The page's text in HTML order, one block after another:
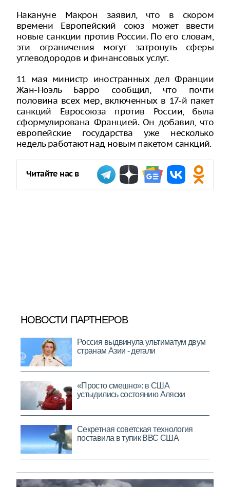
Накануне Макрон заявил, что в скором
времени Европейский союз может ввести
новые санкции против России. По его словам,
эти ограничения могут затронуть сферы
углеводородов и финансовых услуг.
11 мая министр иностранных дел Франции
Жан-Ноэль Барро сообщил, что почти
половина всех мер, включенных в 17-й пакет
санкций Евросоюза против России, была
сформулирована Францией. Он добавил, что
европейские государства уже несколько
недель работают над новым пакетом санкций.
Читайте нас в